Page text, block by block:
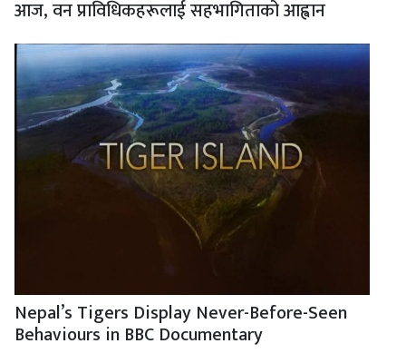
आज, वन प्राविधिकहरूलाई सहभागिताको आह्वान
Nepal’s Tigers Display Never-Before-Seen
Behaviours in BBC Documentary